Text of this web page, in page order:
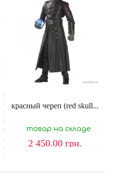
красный череп (red skull...
товар на складе
2 450.00 грн.